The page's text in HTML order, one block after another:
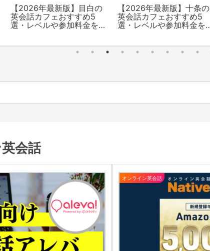
【2026年最新版】目白の
英会話カフェおすすめ5
選・レベルや参加料金を
【2026年最新版】十条の
英会話カフェおすすめ5
選・レベルや参加料金を
会話
オンライン英会話